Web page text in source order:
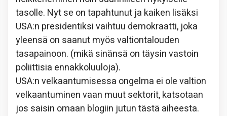
tasolle. Nyt se on tapahtunut ja kaiken lisäksi
USA:n presidentiksi vaihtuu demokraatti, joka
yleensä on saanut myös valtiontalouden
tasapainoon. (mikä sinänsä on täysin vastoin
poliittisia ennakkoluuloja).
USA:n velkaantumisessa ongelma ei ole valtion
velkaantuminen vaan muut sektorit, katsotaan
jos saisin omaan blogiin jutun tästä aiheesta.